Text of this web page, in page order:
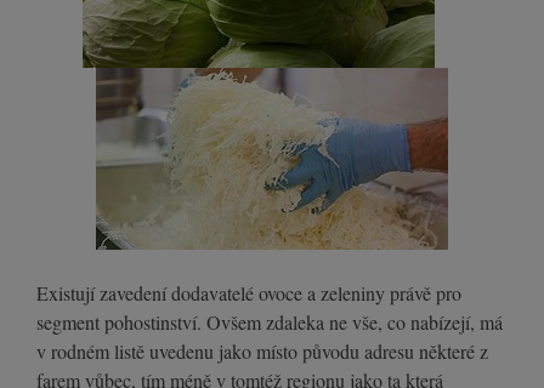
Existují zavedení dodavatelé ovoce a zeleniny právě pro
segment pohostinství. Ovšem zdaleka ne vše, co nabízejí, má
v rodném listě uvedenu jako místo původu adresu některé z
farem vůbec, tím méně v tomtéž regionu jako ta která